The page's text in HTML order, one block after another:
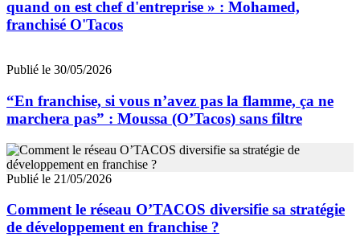
quand on est chef d'entreprise » : Mohamed,
franchisé O'Tacos
Publié le 30/05/2026
“En franchise, si vous n’avez pas la flamme, ça ne
marchera pas” : Moussa (O’Tacos) sans filtre
Publié le 21/05/2026
Comment le réseau O’TACOS diversifie sa stratégie
de développement en franchise ?